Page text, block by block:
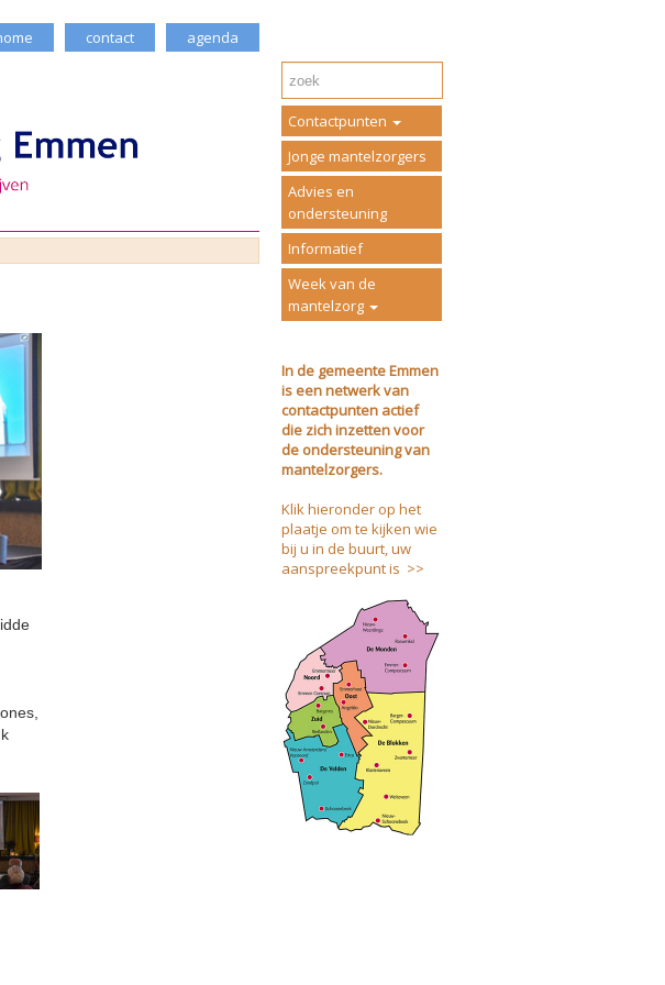
contact agenda
Contactpunten
Jonge mantelzorgers
Advies en
ondersteuning
Informatief
Week van de
mantelzorg
In de gemeente Emmen
is een netwerk van
contactpunten actief
die zich inzetten voor
de ondersteuning van
mantelzorgers.
Klik hieronder op het
plaatje om te kijken wie
bij u in de buurt, uw
aanspreekpunt is >>